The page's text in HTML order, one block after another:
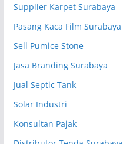
Supplier Karpet Surabaya
Pasang Kaca Film Surabaya
Sell Pumice Stone
Jasa Branding Surabaya
Jual Septic Tank
Solar Industri
Konsultan Pajak